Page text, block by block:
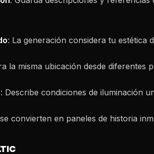
: La generación considera tu estética
la misma ubicación desde diferentes
: Describe condiciones de iluminación
convierten en paneles de historia